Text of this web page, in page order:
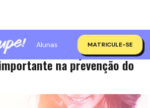
Alunas MATRICULE-SE
como a educação
na prevenção do